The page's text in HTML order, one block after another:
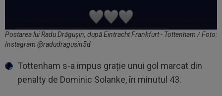
Postarea lui Radu Drăgușin, după Eintracht Frankfurt - Tottenham / Foto:
Instagram @radudragusin5d
Tottenham s-a impus grație unui gol marcat din
penalty de Dominic Solanke, în minutul 43.